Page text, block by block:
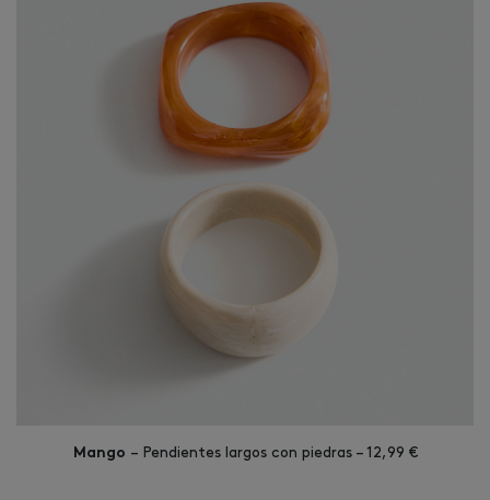
Mango – Pendientes largos con piedras – 12,99 €